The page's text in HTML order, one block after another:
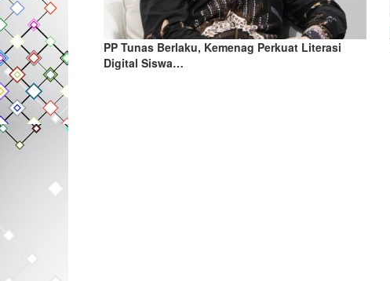
PP Tunas Berlaku, Kemenag Perkuat Literasi
Digital Siswa…